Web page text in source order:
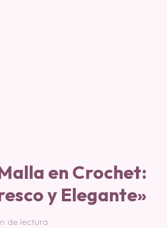
en Crochet:
y Elegante»
de lectura